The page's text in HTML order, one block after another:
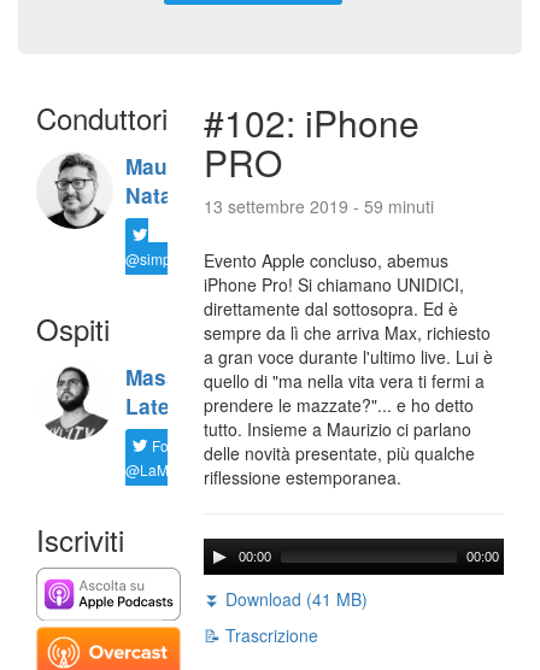
Conduttori
Maurizio
Natali
@simplemal
Ospiti
Massimiliano
Latella
Follow
@LaMaxImages
Iscriviti
#102: iPhone
PRO
13 settembre 2019 - 59 minuti
Evento Apple concluso, abemus
iPhone Pro! Si chiamano UNIDICI,
direttamente dal sottosopra. Ed è
sempre da lì che arriva Max, richiesto
a gran voce durante l'ultimo live. Lui è
quello di "ma nella vita vera ti fermi a
prendere le mazzate?"... e ho detto
tutto. Insieme a Maurizio ci parlano
delle novità presentate, più qualche
riflessione estemporanea.
00:00 00:00
⏬ Download (41 MB)
📝 Trascrizione